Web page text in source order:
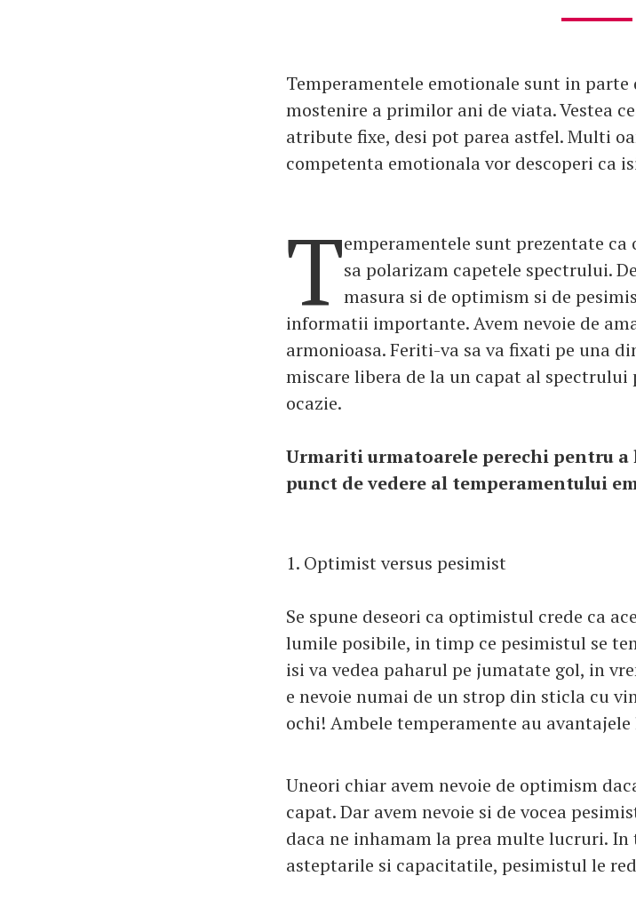
Temperamentele emotionale sunt in
mostenire a primilor ani de viata. Vestea
atribute fixe, desi pot parea astfel. Multi
competenta emotionala vor descoperi ca
Temperamentele sunt prezentate
sa polarizam capetele spectrului.
masura si de optimism si de
informatii importante. Avem nevoie de
armonioasa. Feriti-va sa va fixati pe una
miscare libera de la un capat al
ocazie.
Urmariti urmatoarele perechi pentru
punct de vedere al temperamentului
1. Optimist versus pesimist
Se spune deseori ca optimistul crede ca
lumile posibile, in timp ce pesimistul se
isi va vedea paharul pe jumatate gol, in
e nevoie numai de un strop din sticla cu
ochi! Ambele temperamente au avantajele
Uneori chiar avem nevoie de optimism
capat. Dar avem nevoie si de vocea
daca ne inhamam la prea multe lucruri.
asteptarile si capacitatile, pesimistul le